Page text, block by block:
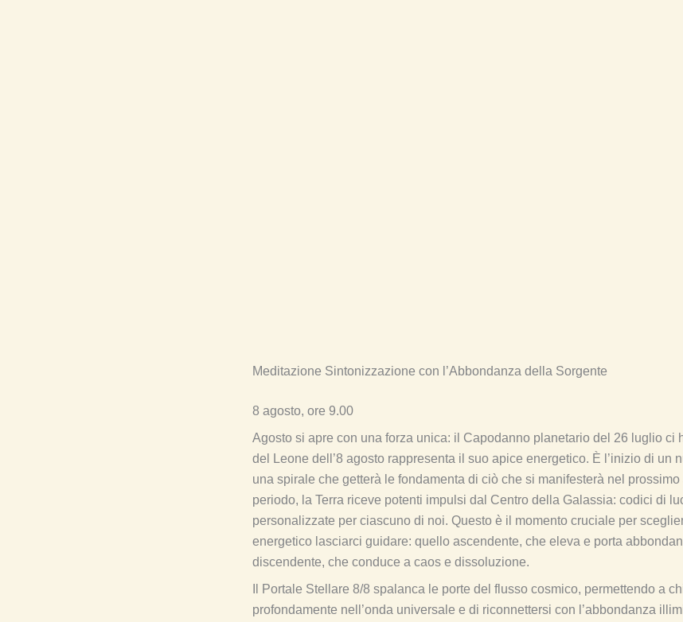
Meditazione Sintonizzazione con l’Abbondanza della Sorgente
8 agosto, ore 9.00
Agosto si apre con una forza unica: il Capodanno planetario del 26 luglio ci
del Leone dell’8 agosto rappresenta il suo apice energetico. È l’inizio di un
una spirale che getterà le fondamenta di ciò che si manifesterà nel
periodo, la Terra riceve potenti impulsi dal Centro della Galassia: codici di
personalizzate per ciascuno di noi. Questo è il momento cruciale per
energetico lasciarci guidare: quello ascendente, che eleva e porta
discendente, che conduce a caos e dissoluzione.
Il Portale Stellare 8/8 spalanca le porte del flusso cosmico, permettendo a
profondamente nell’onda universale e di riconnettersi con l’abbondanza